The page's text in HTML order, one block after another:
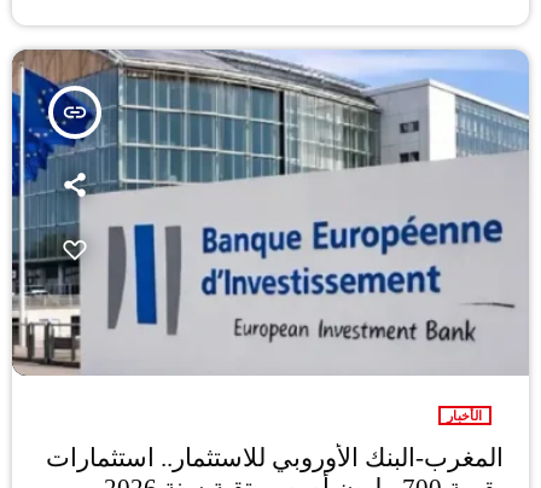
insert_link
الأخبار
المغرب-البنك الأوروبي للاستثمار.. استثمارات